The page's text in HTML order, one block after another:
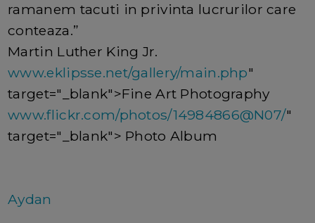
ramanem tacuti in privinta lucrurilor care
conteaza.”
Martin Luther King Jr.
www.eklipsse.net/gallery/main.php"
target="_blank">Fine Art Photography
www.flickr.com/photos/14984866@N07/"
target="_blank"> Photo Album
Aydan